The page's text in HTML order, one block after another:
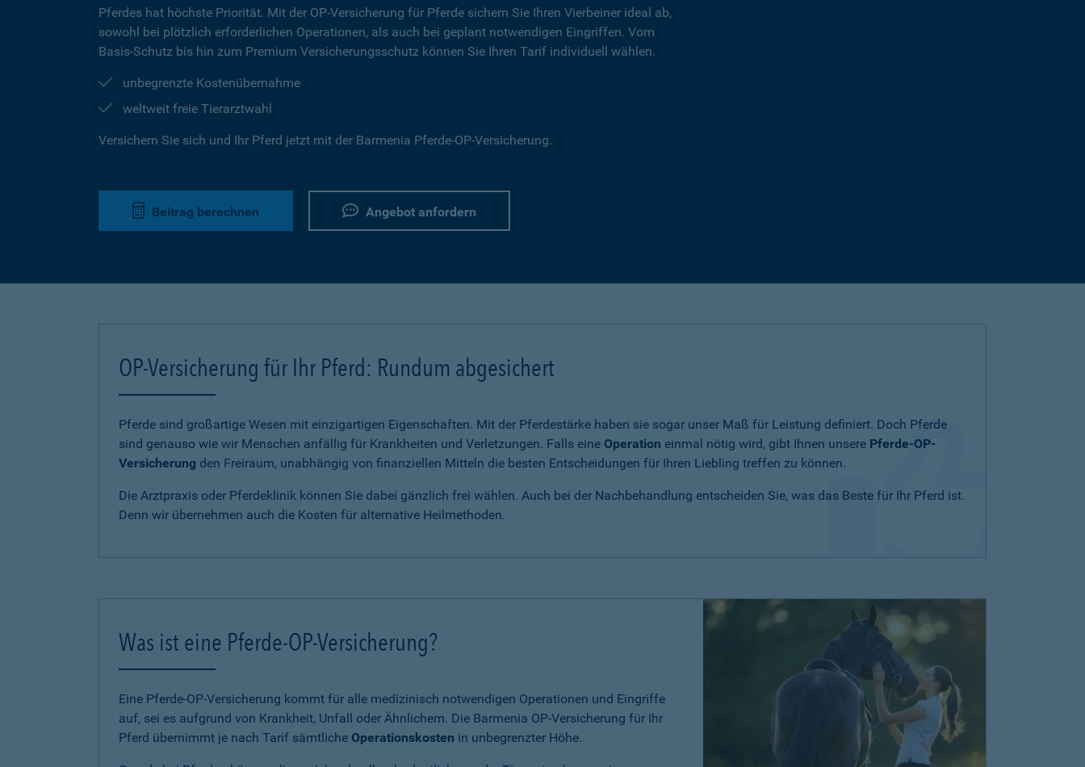
Pferdes hat höchste Priorität. Mit der OP-Versicherung für Pferde sichern Sie Ihren Vierbeiner ideal ab,
sowohl bei plötzlich erforderlichen Operationen, als auch bei geplant notwendigen Eingriffen. Vom
Basis-Schutz bis hin zum Premium Versicherungsschutz können Sie Ihren Tarif individuell wählen.
unbegrenzte Kostenübernahme
weltweit freie Tierarztwahl
Versichern Sie sich und Ihr Pferd jetzt mit der Barmenia Pferde-OP-Versicherung.
Beitrag berechnen Angebot anfordern
OP-Versicherung für Ihr Pferd: Rundum abgesichert
Pferde sind großartige Wesen mit einzigartigen Eigenschaften. Mit der Pferdestärke haben sie sogar unser Maß für Leistung definiert. Doch Pferde
sind genauso wie wir Menschen anfällig für Krankheiten und Verletzungen. Falls eine Operation einmal nötig wird, gibt Ihnen unsere Pferde-OP-
Versicherung den Freiraum, unabhängig von finanziellen Mitteln die besten Entscheidungen für Ihren Liebling treffen zu können.
Die Arztpraxis oder Pferdeklinik können Sie dabei gänzlich frei wählen. Auch bei der Nachbehandlung entscheiden Sie, was das Beste für Ihr Pferd ist.
Denn wir übernehmen auch die Kosten für alternative Heilmethoden.
Was ist eine Pferde-OP-Versicherung?
Eine Pferde-OP-Versicherung kommt für alle medizinisch notwendigen Operationen und Eingriffe
auf, sei es aufgrund von Krankheit, Unfall oder Ähnlichem. Die Barmenia OP-Versicherung für Ihr
Pferd übernimmt je nach Tarif sämtliche Operationskosten in unbegrenzter Höhe.